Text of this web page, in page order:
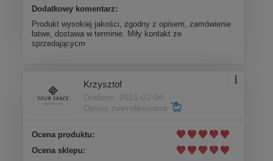
Dodatkowy komentarz:
Produkt wysokiej jakości, zgodny z opisem, zamówienie
łatwe, dostawa w terminie. Miły kontakt ze
sprzedającycm
Krzysztof
Dodano: 2021-02-06
Opinia zweryfikowana
Ocena produktu:
Ocena sklepu: